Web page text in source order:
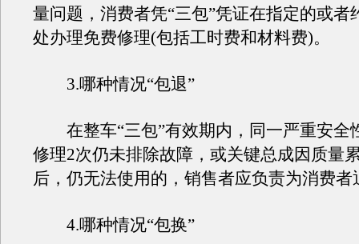
量问题，消费者凭“三包”凭证在指定的或者
处办理免费修理(包括工时费和材料费)。
3.哪种情况“包退”
在整车“三包”有效期内，同一严重安全
修理2次仍未排除故障，或关键总成因质量
后，仍无法使用的，销售者应负责为消费者
4.哪种情况“包换”